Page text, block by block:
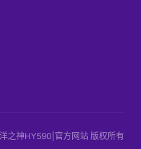
之神HY590|官方网站 版权所有